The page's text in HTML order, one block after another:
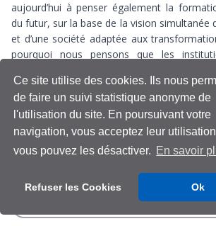
Ce site utilise des cookies. Ils nous
de faire un suivi statistique anonyme de
l'utilisation du site. En poursuivant votre
navigation, vous acceptez leur
vous pouvez les désactiver. En savoir
Refuser les Cookies Ok
aujourd’hui à penser également la
du futur, sur la base de la vision simultanée
et d’une société adaptée aux
pourquoi nous pensons que les
d’enseignants doivent développer une
et pas seulement une stratégie
comment voulons-nous que soient
du XXIesiècle ?
Covid-19 Enseignement supérieur
Transformation digitale & enseignement